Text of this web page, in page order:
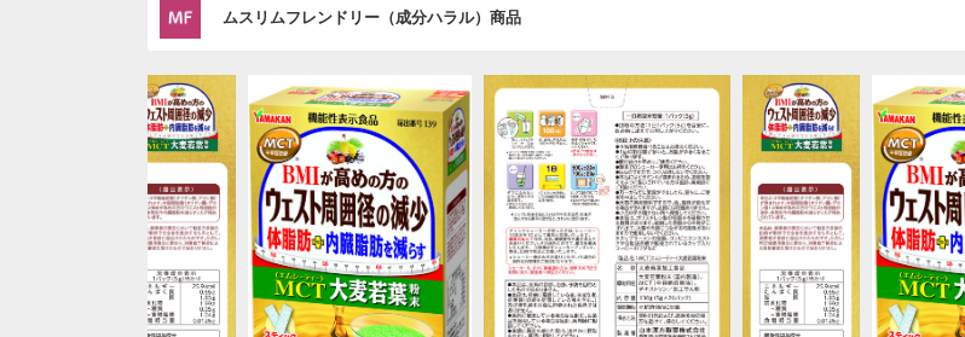
ムスリムフレンドリー（成分ハラル）商品